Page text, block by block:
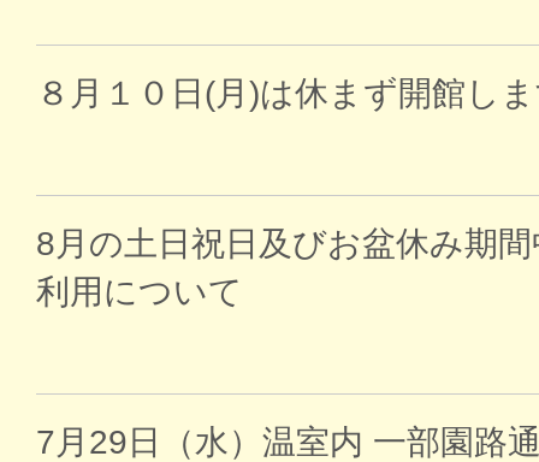
８月１０日(月)は休まず開館し
8月の土日祝日及びお盆休み期
利用について
7月29日（水）温室内 一部園路